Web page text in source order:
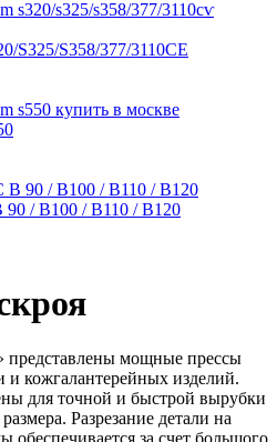
S325/S358/377/3110СЕ
90 / B100 / B110 / B120
представлены мощные прессы
и кожгалантерейных изделий.
для точной и быстрой вырубки
Разрезание детали на
за счет большого